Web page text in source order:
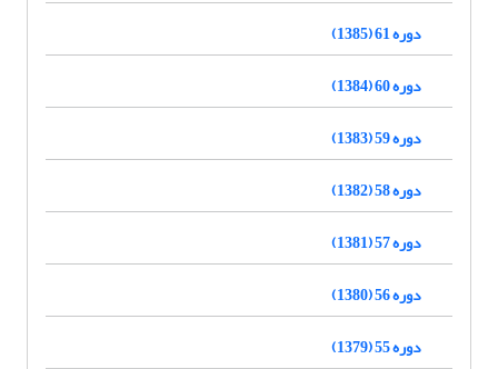
دوره 61 (1385)
دوره 60 (1384)
دوره 59 (1383)
دوره 58 (1382)
دوره 57 (1381)
دوره 56 (1380)
دوره 55 (1379)